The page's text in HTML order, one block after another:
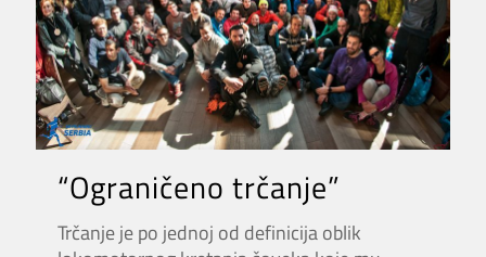
“Ograničeno trčanje”
Trčanje je po jednoj od definicija oblik